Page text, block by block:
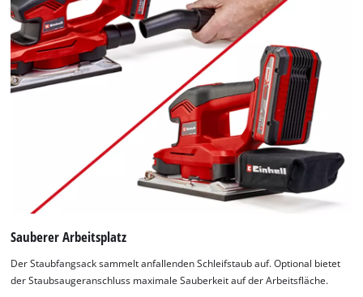
load
due
to
trackers
that
are
website
owner
to
setup
Sauberer Arbeitsplatz
Der Staubfangsack sammelt anfallenden Schleifstaub auf. Optional bietet
der Staubsaugeranschluss maximale Sauberkeit auf der Arbeitsfläche.